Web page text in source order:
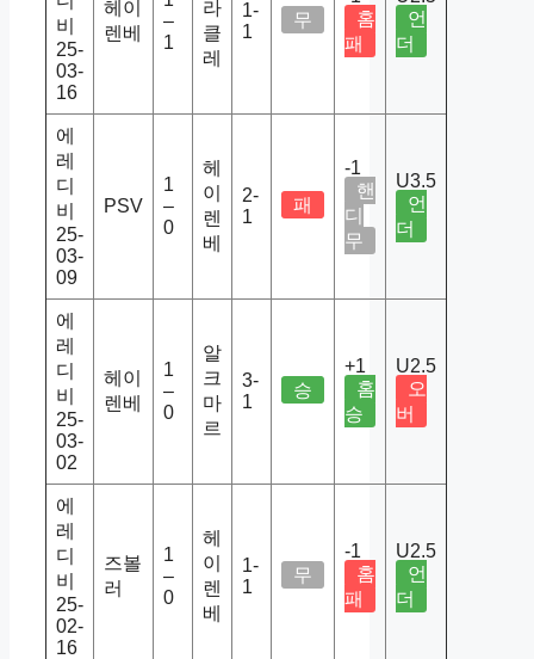
비
25-
03-
16
헤이
렌베
–
1
라
클
레
1-
1
무
홈
패
언
더
에
레
디
비
25-
03-
09
PSV
1
–
0
헤
이
렌
베
2-
1
패
-1
핸
디
무
U3.5
언
더
에
레
디
비
25-
03-
02
헤이
렌베
1
–
0
알
크
마
르
3-
1
승
+1
홈
승
U2.5
오
버
에
레
디
비
25-
02-
16
즈볼
러
1
–
0
헤
이
렌
베
1-
1
무
-1
홈
패
U2.5
언
더